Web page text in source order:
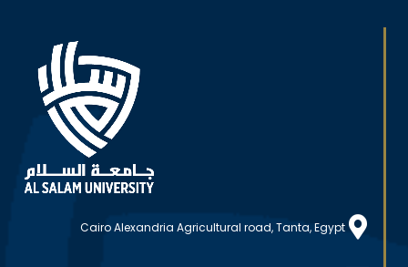
Cairo Alexandria Agricultural road, Tanta, Egypt